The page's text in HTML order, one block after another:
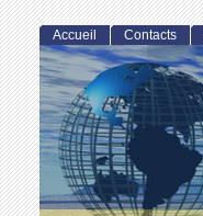
Accueil Contacts